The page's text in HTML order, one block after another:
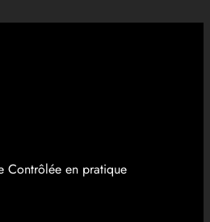
Contrôlée en pratique